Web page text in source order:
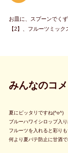
お皿に、スプーンでく
【2】、フルーツミッ
みんなのコ
夏にピッタリですね(^o^)
ブルーハワイシロップ入
フルーツを入れると彩り
何より夏バテ防止に甘酒